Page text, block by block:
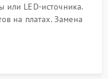
или LED-источника.
на платах. Замена
нового цветового
поляризационных